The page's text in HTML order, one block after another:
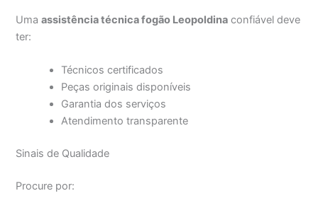
Umaassistência técnica fogão Leopoldina confiável deve
ter:
Técnicos certificados
Peças originais disponíveis
Garantia dos serviços
Atendimento transparente
Sinais de Qualidade
Procure por: